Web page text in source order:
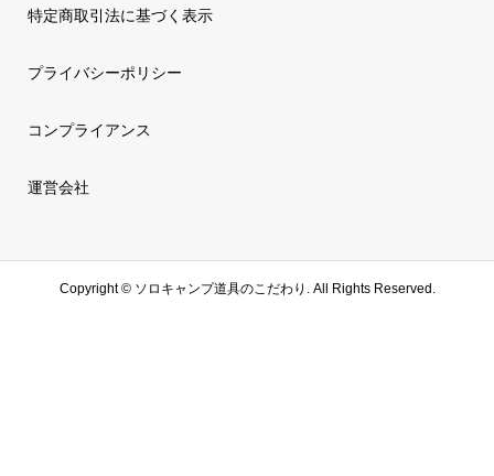
特定商取引法に基づく表示
プライバシーポリシー
コンプライアンス
運営会社
Copyright ©ソロキャンプ道具のこだわり. All Rights Reserved.